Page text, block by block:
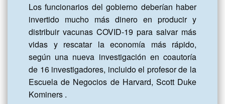
Los funcionarios del gobierno deberían haber
invertido mucho más dinero en producir y
distribuir vacunas COVID-19 para salvar más
vidas y rescatar la economía más rápido,
según una nueva investigación en coautoría
de 16 investigadores, incluido el profesor de la
Escuela de Negocios de Harvard, Scott Duke
Kominers .